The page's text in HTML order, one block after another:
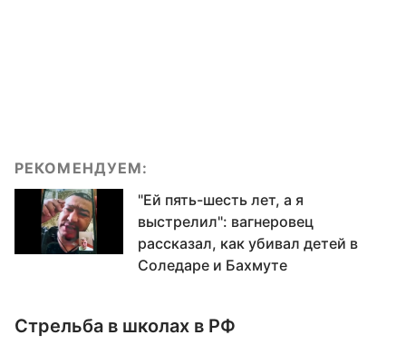
РЕКОМЕНДУЕМ:
"Ей пять-шесть лет, а я
выстрелил": вагнеровец
рассказал, как убивал детей в
Соледаре и Бахмуте
Стрельба в школах в РФ